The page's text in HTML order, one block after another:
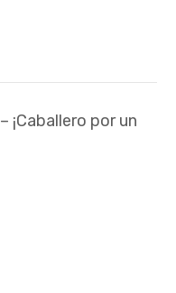
¡Caballero por un